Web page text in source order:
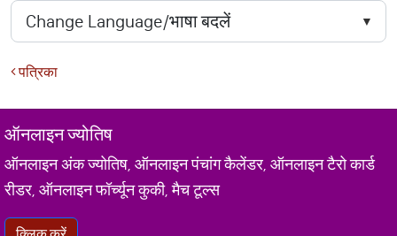
पत्रिका
ऑनलाइन ज्योतिष
ऑनलाइन अंक ज्योतिष, ऑनलाइन पंचांग कैलेंडर, ऑनलाइन टैरो कार्ड
रीडर, ऑनलाइन फॉर्च्यून कुकी, मैच टूल्स